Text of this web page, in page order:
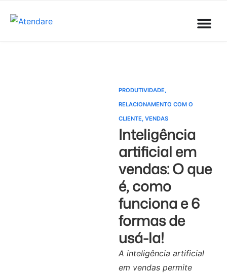
PRODUTIVIDADE,
RELACIONAMENTO COM O
CLIENTE, VENDAS
Inteligência
artificial em
vendas: O que
é, como
funciona e 6
formas de
usá-la!
A inteligência artificial
em vendas permite